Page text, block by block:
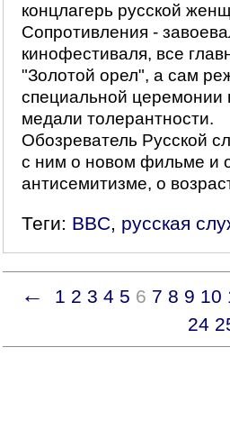
концлагерь русской
Сопротивления -
кинофестиваля, все
"Золотой орел", а сам
специальной церемонии
медали толерантности.
Обозреватель Русской
с ним о новом фильме и
антисемитизме, о
Теги: BBC, русская
← 1 2 3 4 5 6 7 8 9 10
24